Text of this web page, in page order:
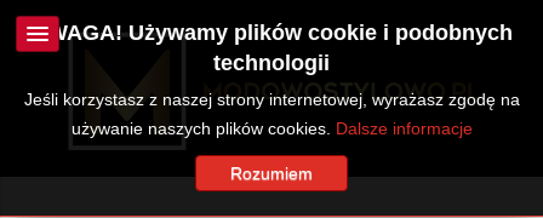
UWAGA! Używamy plików cookie i podobnych
technologii
Jeśli korzystasz z naszej strony internetowej, wyrażasz zgodę na
używanie naszych plików cookies. Dalsze informacje
Rozumiem